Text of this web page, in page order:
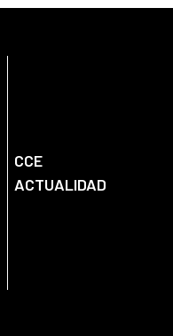
CCE
ACTUALIDAD